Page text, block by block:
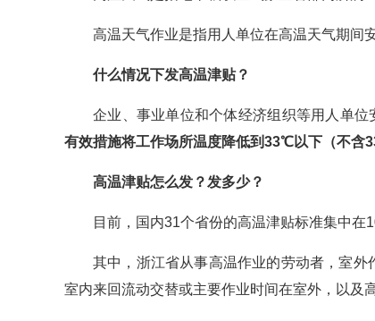
高温天气作业是指用人单位在高温天气期间
什么情况下发高温津贴？
企业、事业单位和个体经济组织等用人单位
有效措施将工作场所温度降低到33℃以下（不含
高温津贴怎么发？发多少？
目前，国内31个省份的高温津贴标准集中在
其中，浙江省从事高温作业的劳动者，室
室内来回流动交替或主要作业时间在室外，以及